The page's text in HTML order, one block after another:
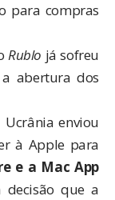
para compras
Rublo já sofreu
abertura dos
enviou
à Apple para
e a Mac App
decisão que a